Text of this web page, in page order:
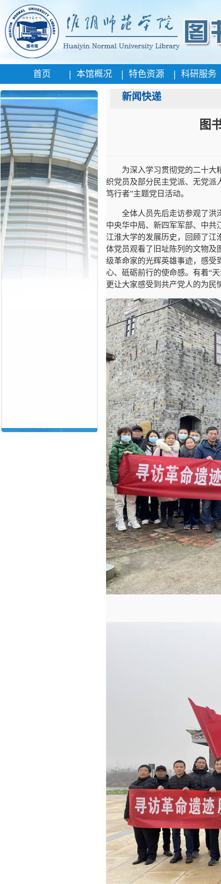
首页 | 本馆概况 | 特色资源 | 科研服务
新闻快递
图
为深入学习贯彻党的二十大
织党员及部分民主党派、无党派
笃行者”主题党日活动。
全体人员先后走访参观了洪
中央华中局、新四军军部、中共
江淮大学的发展历史，回顾了江
体党员观看了旧址陈列的文物及
级革命家的光辉英雄事迹，感受
心、砥砺前行的使命感。有着“
更让大家感受到共产党人的为民